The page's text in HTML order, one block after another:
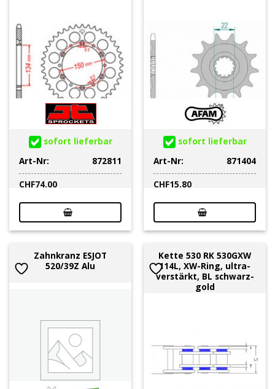
sofort lieferbar
Art-Nr:
872811
CHF74.00
sofort lieferbar
Art-Nr:
871404
CHF15.80
Zahnkranz ESJOT
520/39Z Alu
Kette 530 RK 530GXW
114L, XW-Ring, ultra-
verstärkt, BL schwarz-
gold